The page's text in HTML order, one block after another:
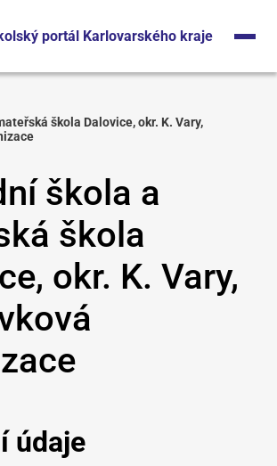
portál Karlovarského kraje
škola Dalovice, okr. K. Vary,
škola a
škola
okr. K. Vary,
údaje